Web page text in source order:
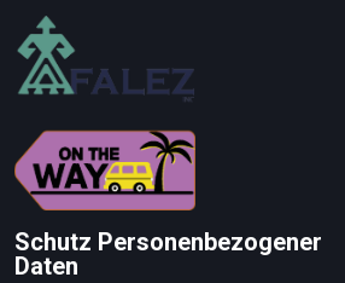
Schutz Personenbezogener
Daten